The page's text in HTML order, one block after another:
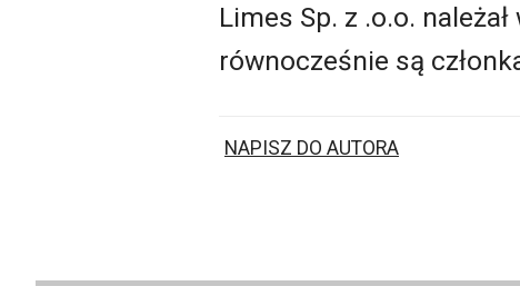
Limes Sp. z .o.o.
równocześnie są
NAPISZ DO AUTORA